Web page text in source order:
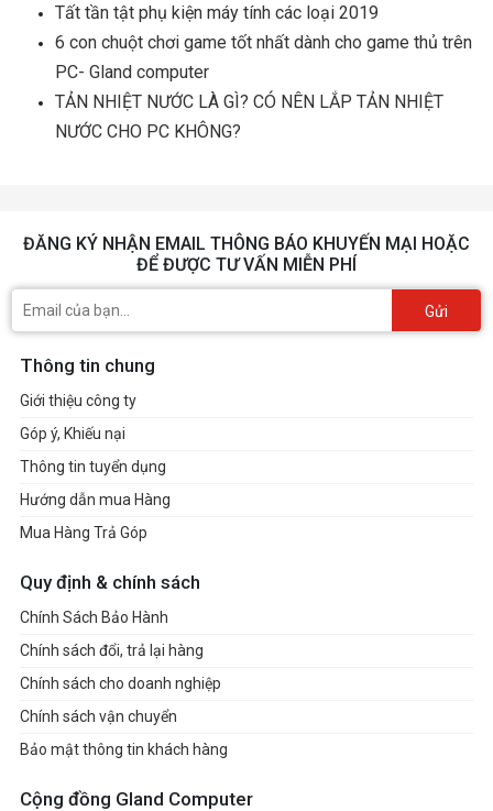
Tất tần tật phụ kiện máy tính các loại 2019
6 con chuột chơi game tốt nhất dành cho game thủ trên
PC- Gland computer
TẢN NHIỆT NƯỚC LÀ GÌ? CÓ NÊN LẮP TẢN NHIỆT
NƯỚC CHO PC KHÔNG?
ĐĂNG KÝ NHẬN EMAIL THÔNG BÁO KHUYẾN MẠI HOẶC
ĐỂ ĐƯỢC TƯ VẤN MIỄN PHÍ
Gửi
Thông tin chung
Giới thiệu công ty
Góp ý, Khiếu nại
Thông tin tuyển dụng
Hướng dẫn mua Hàng
Mua Hàng Trả Góp
Quy định & chính sách
Chính Sách Bảo Hành
Chính sách đổi, trả lại hàng
Chính sách cho doanh nghiệp
Chính sách vận chuyển
Bảo mật thông tin khách hàng
Cộng đồng Gland Computer